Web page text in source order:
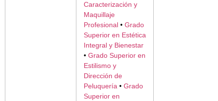
Caracterización y
Maquillaje
Profesional • Grado
Superior en Estética
Integral y Bienestar
• Grado Superior en
Estilismo y
Dirección de
Peluquería • Grado
Superior en